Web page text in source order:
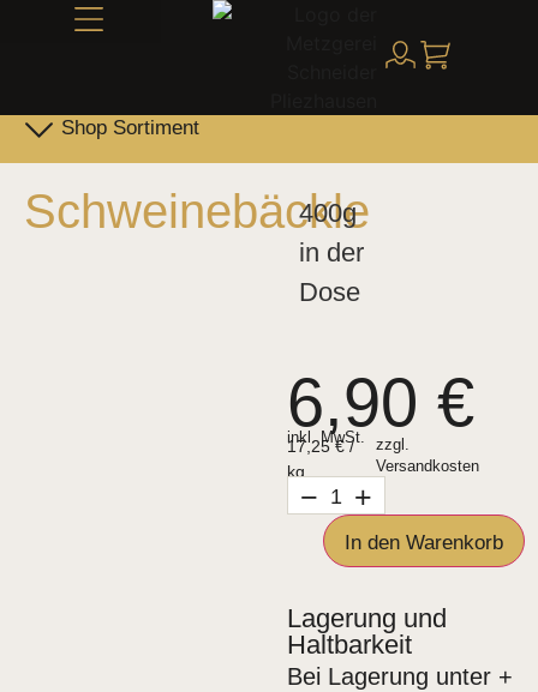
Shop Sortiment
Schweinebäckle
400g
in der
Dose
6,90€
inkl. MwSt.
17,25€/
kg
zzgl.
Versandkosten
− +
In den Warenkorb
Lagerung und
Haltbarkeit
Bei Lagerung unter +